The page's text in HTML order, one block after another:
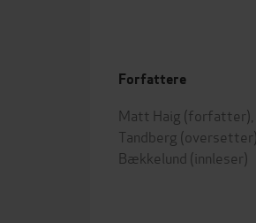
Forfattere
Matt Haig (forfatter),
Tandberg (oversetter),
Bækkelund (innleser)